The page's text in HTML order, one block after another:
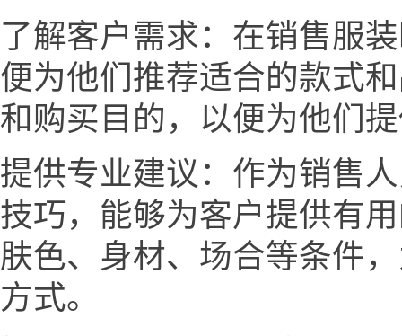
了解客户需求：在销售服
便为他们推荐适合的款式
和购买目的，以便为他们
提供专业建议：作为销售
技巧，能够为客户提供有
肤色、身材、场合等条件
方式。